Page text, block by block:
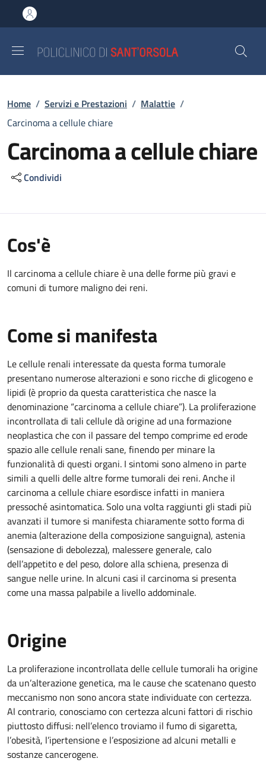
al contenuto principale
to footer content
Briciole di pane
Home / Servizi e Prestazioni / Malattie /
Carcinoma a cellule chiare
Carcinoma a cellule chiare
Condividi
Cos'è
Il carcinoma a cellule chiare è una delle forme più gravi e
comuni di tumore maligno dei reni.
Come si manifesta
Le cellule renali interessate da questa forma tumorale
presentano numerose alterazioni e sono ricche di glicogeno e
lipidi (è proprio da questa caratteristica che nasce la
denominazione “carcinoma a cellule chiare”). La proliferazione
incontrollata di tali cellule dà origine ad una formazione
neoplastica che con il passare del tempo comprime ed erode
spazio alle cellule renali sane, finendo per minare la
funzionalità di questi organi. I sintomi sono almeno in parte
simili a quelli delle altre forme tumorali dei reni. Anche il
carcinoma a cellule chiare esordisce infatti in maniera
pressoché asintomatica. Solo una volta raggiunti gli stadi più
avanzati il tumore si manifesta chiaramente sotto forma di
anemia (alterazione della composizione sanguigna), astenia
(sensazione di debolezza), malessere generale, calo
dell’appetito e del peso, dolore alla schiena, presenza di
sangue nelle urine. In alcuni casi il carcinoma si presenta
come una massa palpabile a livello addominale.
Origine
La proliferazione incontrollata delle cellule tumorali ha origine
da un’alterazione genetica, ma le cause che scatenano questo
meccanismo non sono ancora state individuate con certezza.
Al contrario, conosciamo con certezza alcuni fattori di rischio
piuttosto diffusi: nell’elenco troviamo il fumo di sigaretta,
l’obesità, l’ipertensione e l’esposizione ad alcuni metalli e
sostanze cancerogene.